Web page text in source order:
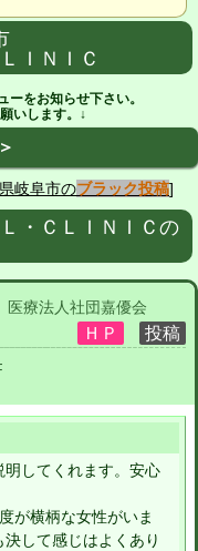
ＩＮＩＣ
ーをお知らせ下さい。
いします。↓
岐阜市のブラック投稿]
・ＣＬＩＮＩＣの
医療法人社団嘉優会
してくれます。安心
が横柄な女性がいま
して感じはよくあり